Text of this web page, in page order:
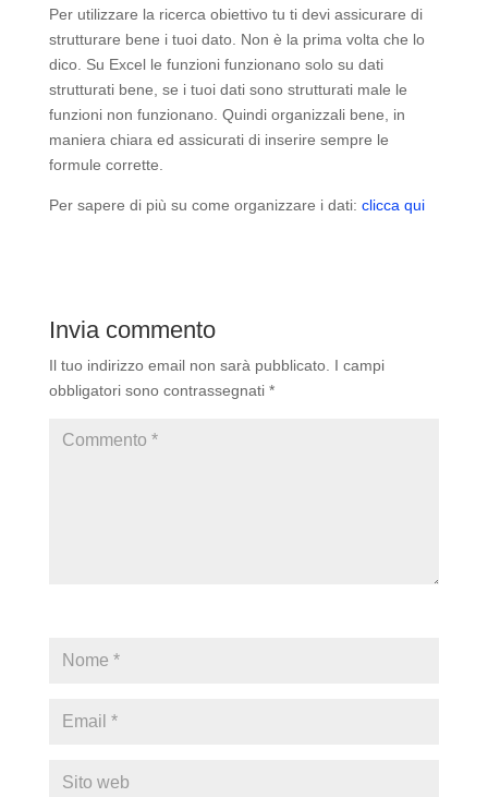
Per utilizzare la ricerca obiettivo tu ti devi assicurare di
strutturare bene i tuoi dato. Non è la prima volta che lo
dico. Su Excel le funzioni funzionano solo su dati
strutturati bene, se i tuoi dati sono strutturati male le
funzioni non funzionano. Quindi organizzali bene, in
maniera chiara ed assicurati di inserire sempre le
formule corrette.
Per sapere di più su come organizzare i dati: clicca qui
Invia commento
Il tuo indirizzo email non sarà pubblicato. I campi
obbligatori sono contrassegnati *